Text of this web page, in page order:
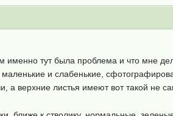
именно тут была проблема и что мне
и слабенькие,
а верхние листья имеют вот такой не